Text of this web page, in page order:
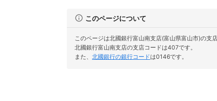
このページについて
このページは北國銀行富山南支店(富山県富山市)の支
北國銀行富山南支店の支店コードは407です。
また、 北國銀行の銀行コードは0146です。